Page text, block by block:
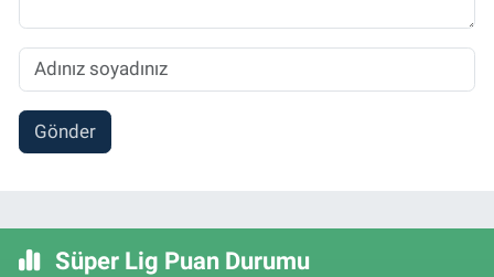
Gönder
Süper Lig Puan Durumu